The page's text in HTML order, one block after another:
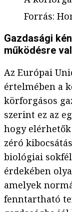
Forrás:
Gazdasági
működésre
Az Európai
értelmében a
körforgásos
szerint ez az
hogy elérhetők
zéró
biológiai
érdekében
amelyek
fenntartható